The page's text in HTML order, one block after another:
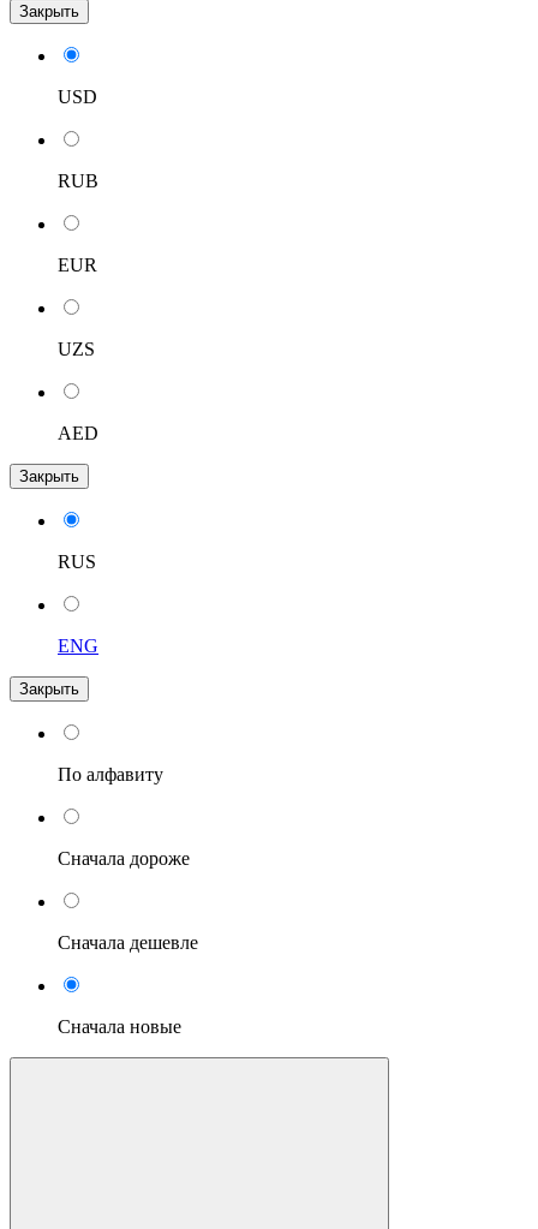
Закрыть
USD
RUB
EUR
UZS
AED
Закрыть
RUS
ENG
Закрыть
По алфавиту
Сначала дороже
Сначала дешевле
Сначала новые